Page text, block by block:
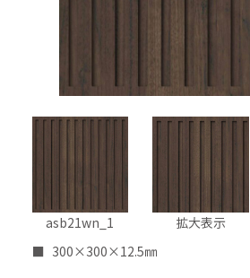
asb21wn_1 拡大表示
300×300×12.5㎜